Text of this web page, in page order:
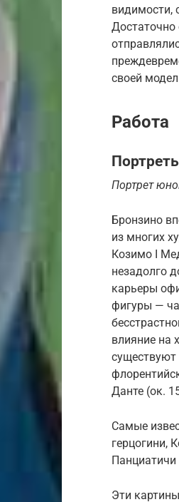
видимости,
Достаточно
своей
Работа
Портрет
Бронзино
из многих
Козимо I
незадолго
карьеры
фигуры —
влияние на
существуют
Данте (ок.
Самые
герцогини,
Панциатичи
Эти